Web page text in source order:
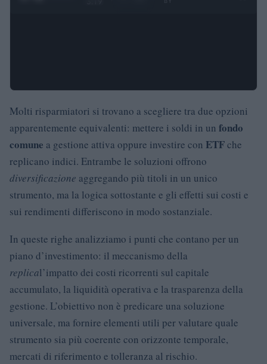
Molti risparmiatori si trovano a scegliere tra due opzioni
apparentemente equivalenti: mettere i soldi in un fondo
comune a gestione attiva oppure investire con ETFche
replicano indici. Entrambe le soluzioni offrono
diversificazione aggregando più titoli in un unico
strumento, ma la logica sottostante e gli effetti sui costi e
sui rendimenti differiscono in modo sostanziale.
In queste righe analizziamo i punti che contano per un
piano d’investimento: il meccanismo della
replical’impatto dei costi ricorrenti sul capitale
accumulato, la liquidità operativa e la trasparenza della
gestione. L’obiettivo non è predicare una soluzione
universale, ma fornire elementi utili per valutare quale
strumento sia più coerente con orizzonte temporale,
mercati di riferimento e tolleranza al rischio.